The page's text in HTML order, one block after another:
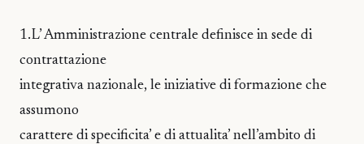
1.L’ Amministrazione centrale definisce in sede di
contrattazione
integrativa nazionale, le iniziative di formazione che
assumono
carattere di specificita’ e di attualita’ nell’ambito di